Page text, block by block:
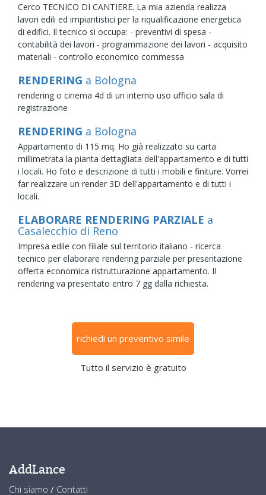
Cerco TECNICO DI CANTIERE. La mia azienda realizza
lavori edili ed impiantistici per la riqualificazione energetica
di edifici. Il tecnico si occupa: - preventivi di spesa -
contabilità dei lavori - programmazione dei lavori - acquisito
materiali - controllo economico commessa
RENDERING a Bologna
rendering o cinema 4d di un interno uso ufficio sala di
registrazione
RENDERING a Bologna
Appartamento di 115 mq. Ho già realizzato su carta
millimetrata la pianta dettagliata dell'appartamento e di tutti
i locali. Ho foto e descrizione di tutti i mobili e finiture. Vorrei
far realizzare un render 3D dell'appartamento e di tutti i
locali.
ELABORARE RENDERING PARZIALE a
Casalecchio di Reno
Impresa edile con filiale sul territorio italiano - ricerca
tecnico per elaborare rendering parziale per presentazione
offerta economica ristrutturazione appartamento. Il
rendering va presentato entro 7 gg dalla richiesta.
richiedi un preventivo simile
Tutto il servizio è gratuito
AddLance
Chi siamo / Contatti